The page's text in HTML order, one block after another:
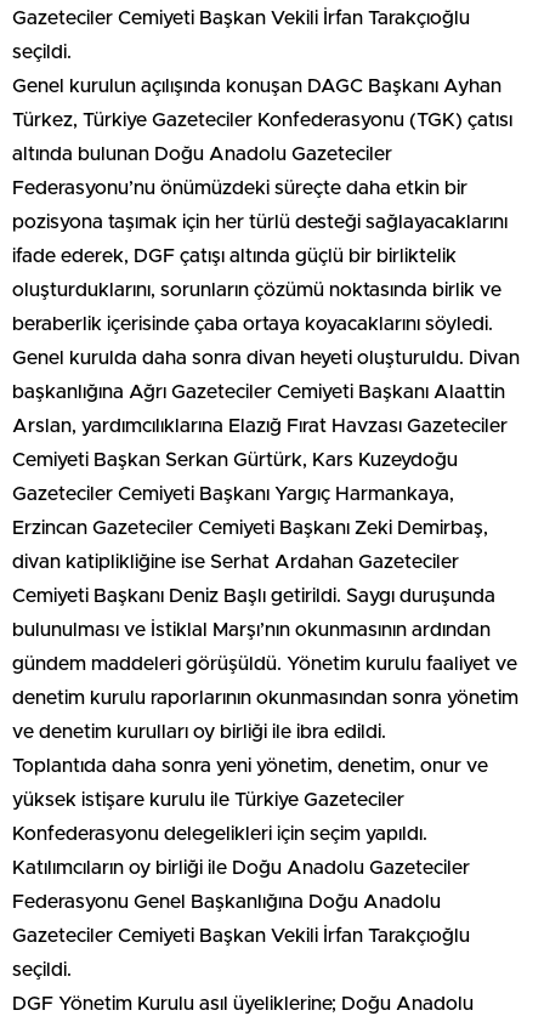
Gazeteciler Cemiyeti Başkan Vekili İrfan Tarakçıoğlu
seçildi.
Genel kurulun açılışında konuşan DAGC Başkanı Ayhan
Türkez, Türkiye Gazeteciler Konfederasyonu (TGK) çatısı
altında bulunan Doğu Anadolu Gazeteciler
Federasyonu’nu önümüzdeki süreçte daha etkin bir
pozisyona taşımak için her türlü desteği sağlayacaklarını
ifade ederek, DGF çatışı altında güçlü bir birliktelik
oluşturduklarını, sorunların çözümü noktasında birlik ve
beraberlik içerisinde çaba ortaya koyacaklarını söyledi.
Genel kurulda daha sonra divan heyeti oluşturuldu. Divan
başkanlığına Ağrı Gazeteciler Cemiyeti Başkanı Alaattin
Arslan, yardımcılıklarına Elazığ Fırat Havzası Gazeteciler
Cemiyeti Başkan Serkan Gürtürk, Kars Kuzeydoğu
Gazeteciler Cemiyeti Başkanı Yargıç Harmankaya,
Erzincan Gazeteciler Cemiyeti Başkanı Zeki Demirbaş,
divan katiplikliğine ise Serhat Ardahan Gazeteciler
Cemiyeti Başkanı Deniz Başlı getirildi. Saygı duruşunda
bulunulması ve İstiklal Marşı’nın okunmasının ardından
gündem maddeleri görüşüldü. Yönetim kurulu faaliyet ve
denetim kurulu raporlarının okunmasından sonra yönetim
ve denetim kurulları oy birliği ile ibra edildi.
Toplantıda daha sonra yeni yönetim, denetim, onur ve
yüksek istişare kurulu ile Türkiye Gazeteciler
Konfederasyonu delegelikleri için seçim yapıldı.
Katılımcıların oy birliği ile Doğu Anadolu Gazeteciler
Federasyonu Genel Başkanlığına Doğu Anadolu
Gazeteciler Cemiyeti Başkan Vekili İrfan Tarakçıoğlu
seçildi.
DGF Yönetim Kurulu asıl üyeliklerine; Doğu Anadolu